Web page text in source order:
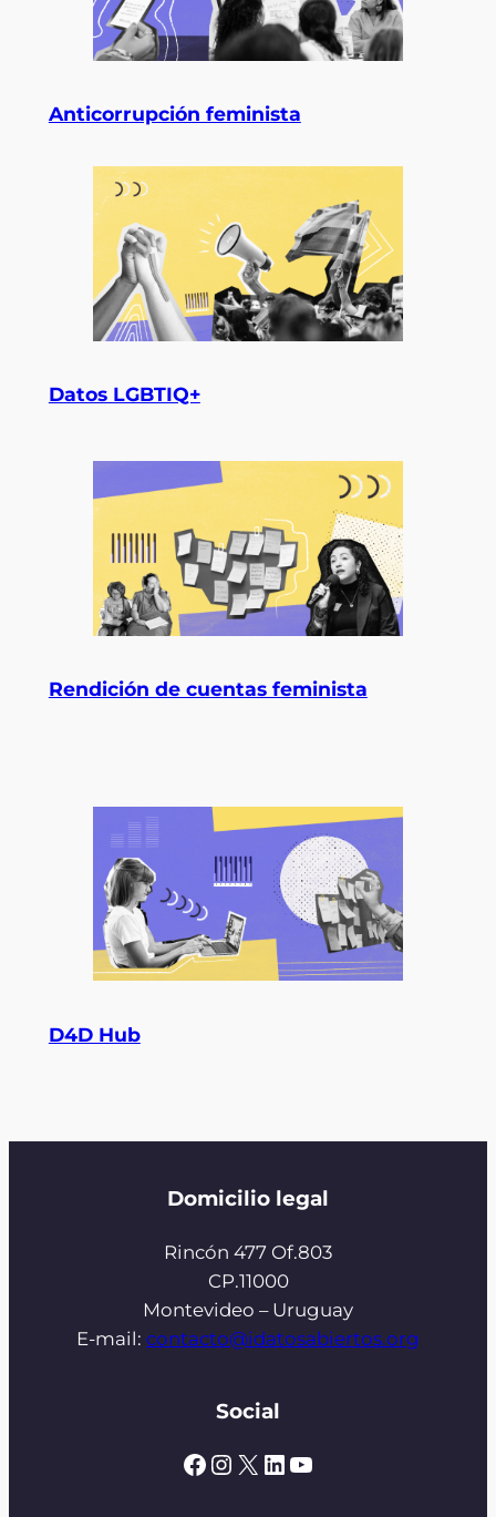
Anticorrupción feminista
Datos LGBTIQ+
Rendición de cuentas feminista
D4D Hub
Domicilio legal
Rincón 477 Of.803
CP.11000
Montevideo – Uruguay
E-mail: contacto@idatosabiertos.org
Social
Facebook Instagram X LinkedIn YouTube